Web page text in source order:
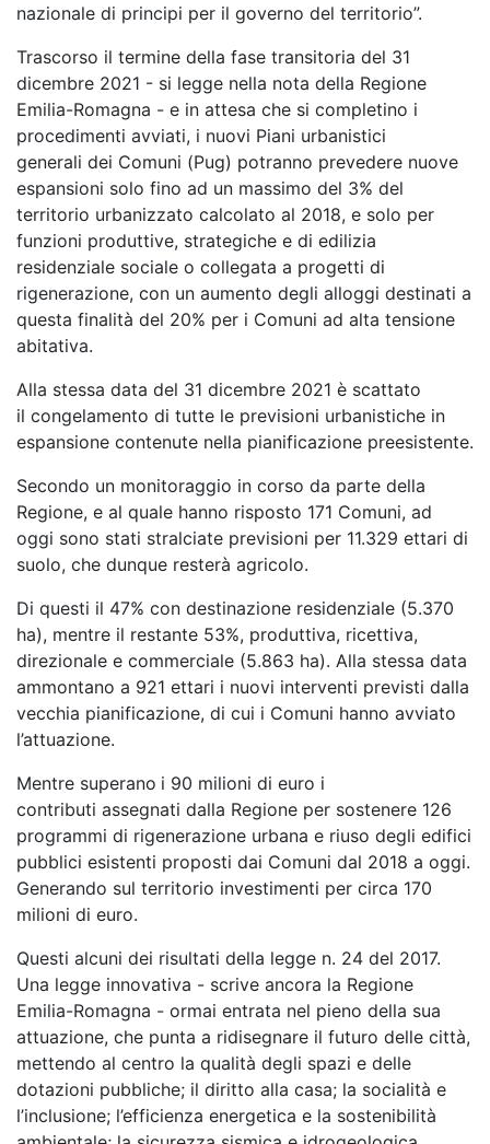
nazionale di principi per il governo del territorio”.
Trascorso il termine della fase transitoria del 31
dicembre 2021 - si legge nella nota della Regione
Emilia-Romagna - e in attesa che si completino i
procedimenti avviati, i nuovi Piani urbanistici
generali dei Comuni (Pug) potranno prevedere nuove
espansioni solo fino ad un massimo del 3% del
territorio urbanizzato calcolato al 2018, e solo per
funzioni produttive, strategiche e di edilizia
residenziale sociale o collegata a progetti di
rigenerazione, con un aumento degli alloggi destinati a
questa finalità del 20% per i Comuni ad alta tensione
abitativa.
Alla stessa data del 31 dicembre 2021 è scattato
il congelamento di tutte le previsioni urbanistiche in
espansione contenute nella pianificazione preesistente.
Secondo un monitoraggio in corso da parte della
Regione, e al quale hanno risposto 171 Comuni, ad
oggi sono stati stralciate previsioni per 11.329 ettari di
suolo, che dunque resterà agricolo.
Di questi il 47% con destinazione residenziale (5.370
ha), mentre il restante 53%, produttiva, ricettiva,
direzionale e commerciale (5.863 ha). Alla stessa data
ammontano a 921 ettari i nuovi interventi previsti dalla
vecchia pianificazione, di cui i Comuni hanno avviato
l’attuazione.
Mentre superano i 90 milioni di euro i
contributi assegnati dalla Regione per sostenere 126
programmi di rigenerazione urbana e riuso degli edifici
pubblici esistenti proposti dai Comuni dal 2018 a oggi.
Generando sul territorio investimenti per circa 170
milioni di euro.
Questi alcuni dei risultati della legge n. 24 del 2017.
Una legge innovativa - scrive ancora la Regione
Emilia-Romagna - ormai entrata nel pieno della sua
attuazione, che punta a ridisegnare il futuro delle città,
mettendo al centro la qualità degli spazi e delle
dotazioni pubbliche; il diritto alla casa; la socialità e
l’inclusione; l’efficienza energetica e la sostenibilità